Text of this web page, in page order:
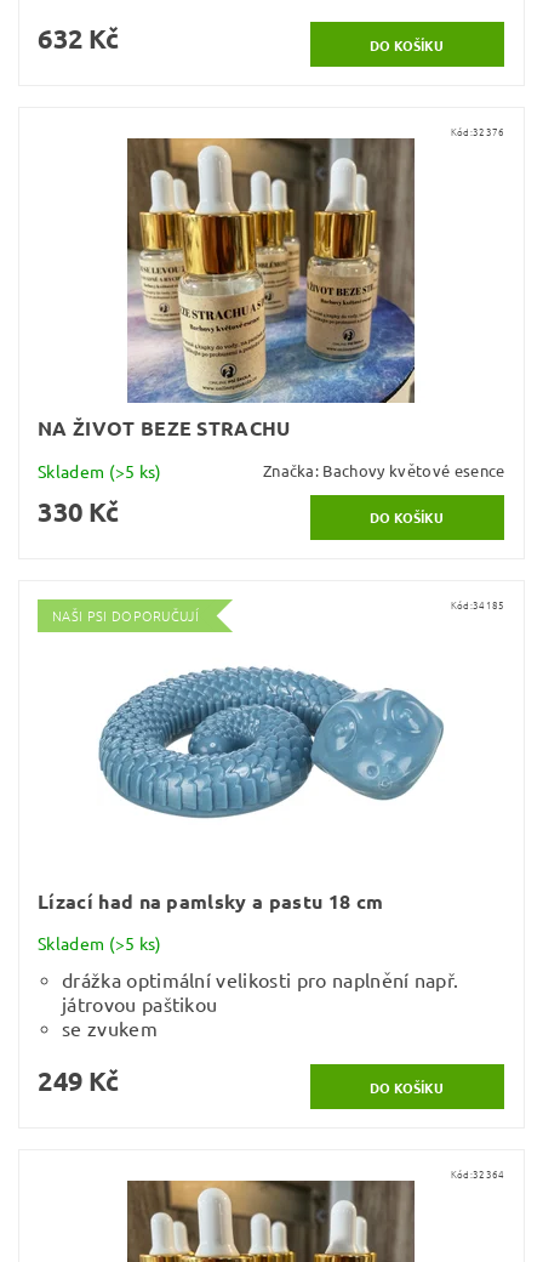
632 Kč
Kód:32376
NA ŽIVOT BEZE STRACHU
Skladem (>5 ks) Značka: Bachovy květové esence
330 Kč
NAŠI PSI DOPORUČUJÍ
Kód:34185
Lízací had na pamlsky a pastu 18 cm
Skladem (>5 ks)
drážka optimální velikosti pro naplnění např.
játrovou paštikou
se zvukem
249 Kč
Kód:32364